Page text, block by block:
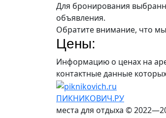
Для бронирования
объявления.
Обратите внимание, что
Цены:
Информацию о ценах на
контактные данные
ПИКНИКОВИЧ.РУ
места для отдыха ©